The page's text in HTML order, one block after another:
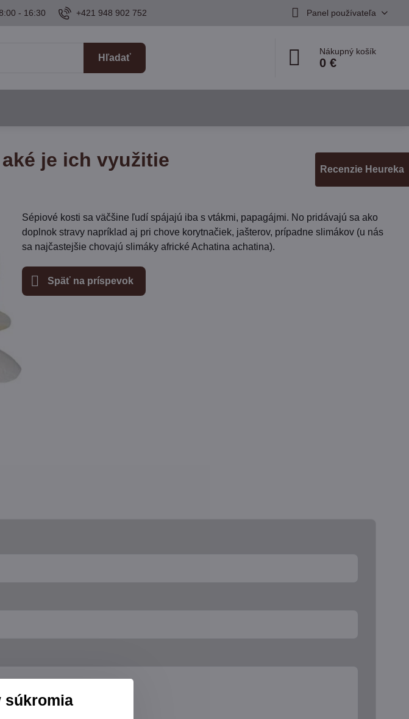
- 16:30 +421 948 902 752 Panel používateľa
Hľadať
Nákupný košík
0 €
je ich využitie
Sépiové kosti sa väčšine ľudí spájajú iba s vtákmi, papagájmi. No pridávajú sa ako
doplnok stravy napríklad aj pri chove korytnačiek, jašterov, prípadne slimákov (u nás
sa najčastejšie chovajú slimáky africké Achatina achatina).
Späť na príspevok
Recenzie Heureka
súkromia